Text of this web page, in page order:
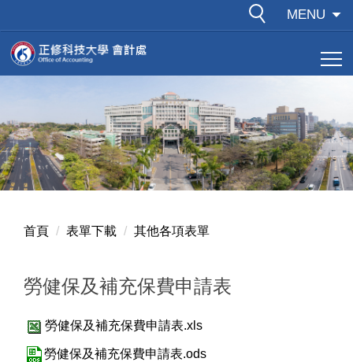
到
主
要
區
MENU
首頁 表單下載 其他各項表單
勞健保及補充保費申請表
勞健保及補充保費申請表.xls
勞健保及補充保費申請表.ods